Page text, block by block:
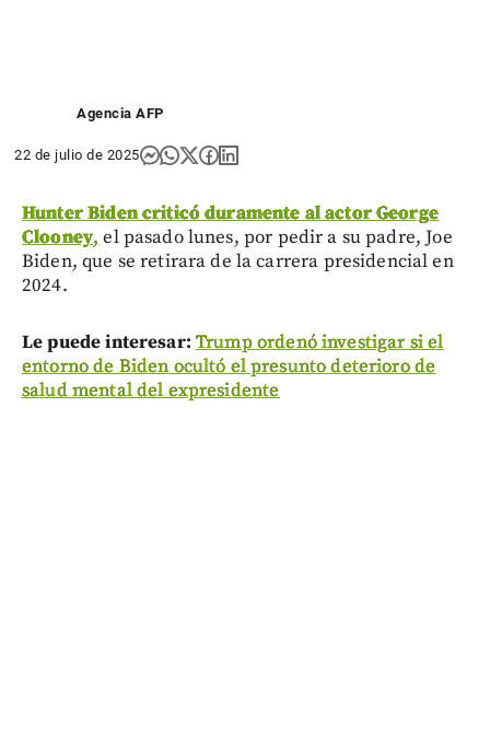
Agencia AFP
22 de julio de 2025
Hunter Biden criticó duramente al actor George
Clooney, el pasado lunes, por pedir a su padre, Joe
Biden, que se retirara de la carrera presidencial en
2024.
Le puede interesar: Trump ordenó investigar si el
entorno de Biden ocultó el presunto deterioro de
salud mental del expresidente